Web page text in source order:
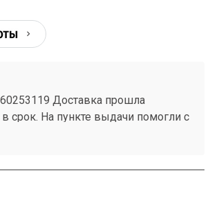
Доставка прошла
срок. На пункте выдачи помогли с